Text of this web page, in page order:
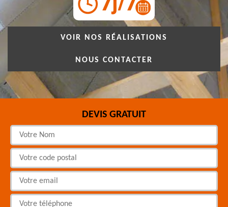
VOIR NOS RÉALISATIONS
NOUS CONTACTER
DEVIS GRATUIT